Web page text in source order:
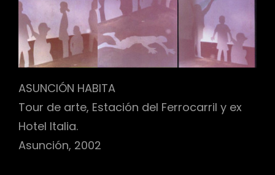
ASUNCIÓN HABITA
Tour de arte, Estación del Ferrocarril y ex
Hotel Italia.
Asunción, 2002